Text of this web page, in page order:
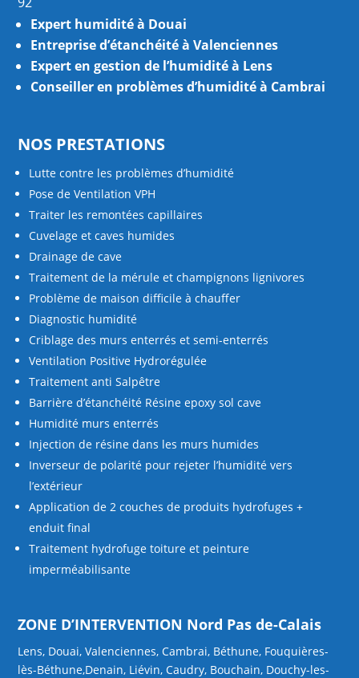
Expert humidité à Douai
Entreprise d’étanchéité à Valenciennes
Expert en gestion de l’humidité à Lens
Conseiller en problèmes d’humidité à Cambrai
NOS PRESTATIONS
Lutte contre les problèmes d’humidité
Pose de Ventilation VPH
Traiter les remontées capillaires
Cuvelage et caves humides
Drainage de cave
Traitement de la mérule et champignons lignivores
Problème de maison difficile à chauffer
Diagnostic humidité
Criblage des murs enterrés et semi-enterrés
Ventilation Positive Hydrorégulée
Traitement anti Salpêtre
Barrière d’étanchéité Résine epoxy sol cave
Humidité murs enterrés
Injection de résine dans les murs humides
Inverseur de polarité pour rejeter l’humidité vers
l’extérieur
Application de 2 couches de produits hydrofuges +
enduit final
Traitement hydrofuge toiture et peinture
imperméabilisante
ZONE D’INTERVENTION Nord Pas de-Calais
Lens, Douai, Valenciennes, Cambrai, Béthune, Fouquières-
lès-Béthune,Denain, Liévin, Caudry, Bouchain, Douchy-les-